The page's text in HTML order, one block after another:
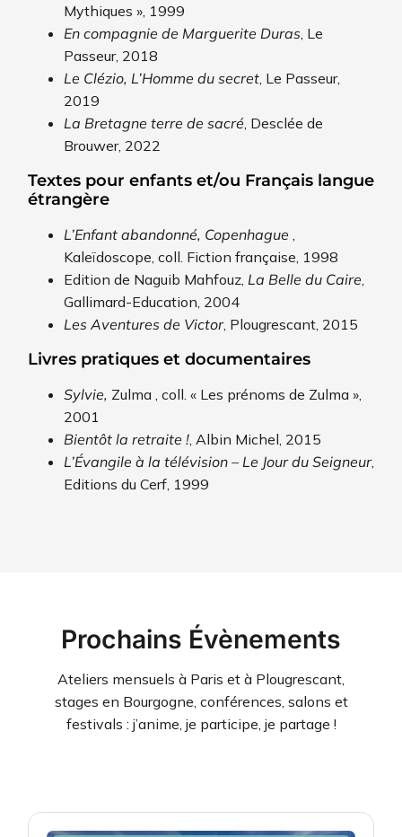
Mythiques », 1999
En compagnie de Marguerite Duras , Le
Passeur, 2018
Le Clézio, L’Homme du secret , Le Passeur,
2019
La Bretagne terre de sacré , Desclée de
Brouwer, 2022
Textes pour enfants et/ou Français langue
étrangère
L’Enfant abandonné, Copenhague
Kaleïdoscope, coll. Fiction française, 1998
Edition de Naguib Mahfouz, La Belle du Caire
Gallimard-Education, 2004
Les Aventures de Victor, Plougrescant, 2015
Livres pratiques et documentaires
Sylvie, Zulma , coll. « Les prénoms de Zulma »,
2001
Bientôt la retraite ! , Albin Michel, 2015
L’Évangile à la télévision – Le Jour du Seigneur,
Editions du Cerf, 1999
Prochains Évènements
Ateliers mensuels à Paris et à Plougrescant,
stages en Bourgogne, conférences, salons et
festivals : j’anime, je participe, je partage !